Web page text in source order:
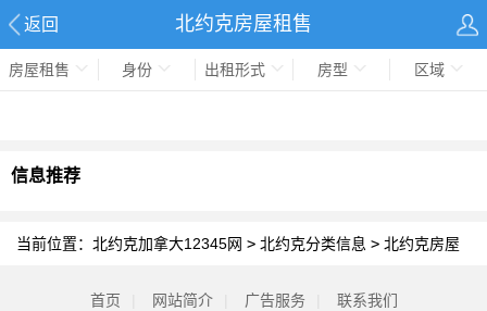
返回 北约克房屋租售
房屋租售 身份 出租形式 房型 区域
信息推荐
当前位置： 北约克加拿大12345网 > 北约克分类信息 > 北约克房屋
首页 网站简介 广告服务 联系我们